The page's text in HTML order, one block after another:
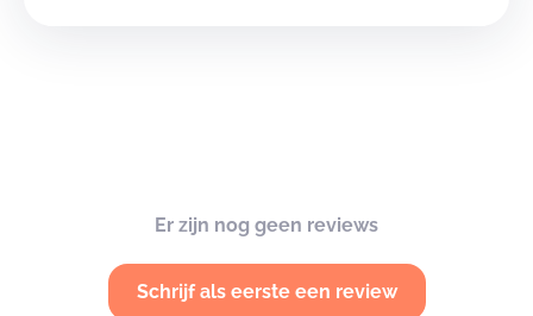
Er zijn nog geen reviews
Schrijf als eerste een review